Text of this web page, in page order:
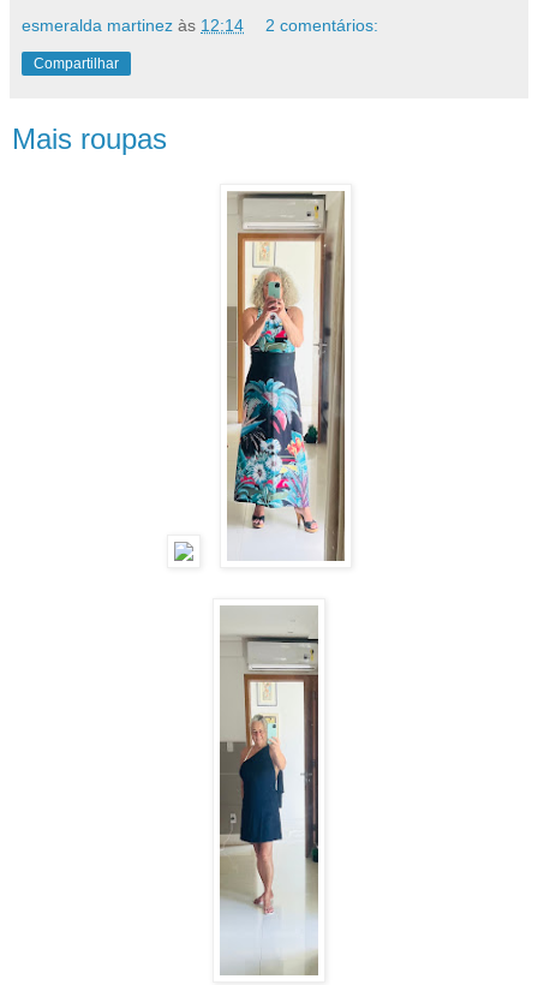
esmeralda martinez às 12:14 2 comentários:
Compartilhar
Mais roupas